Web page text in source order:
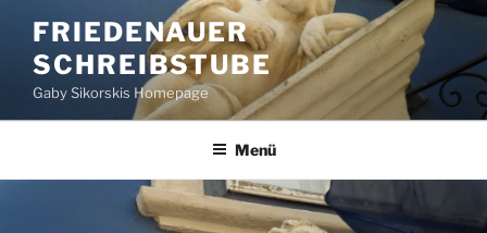
Inhalt
springen
FRIEDENAUER
SCHREIBSTUBE
Gaby Sikorskis Homepage
Menü